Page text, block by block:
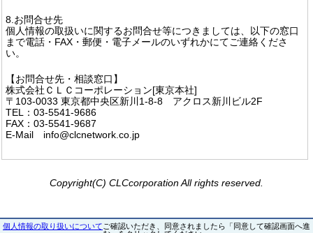
8.お問合せ先
個人情報の取扱いに関するお問合せ等につきましては、以下の窓口
まで電話・FAX・郵便・電子メールのいずれかにてご連絡くださ
い。
【お問合せ先・相談窓口】
株式会社ＣＬＣコーポレーション[東京本社]
〒103-0033 東京都中央区新川1-8-8 アクロス新川ビル2F
TEL：03-5541-9686
FAX：03-5541-9687
E-Mail info@clcnetwork.co.jp
Copyright(C) CLCcorporation All rights reserved.
個人情報の取り扱いについて ご確認いただき、同意されましたら「同意して確認画面へ進